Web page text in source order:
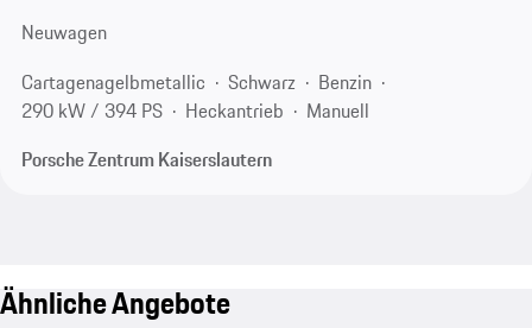
Neuwagen
Cartagenagelbmetallic
Schwarz
Benzin
290 kW / 394 PS
Heckantrieb
Manuell
Porsche Zentrum Kaiserslautern
Ähnliche Angebote